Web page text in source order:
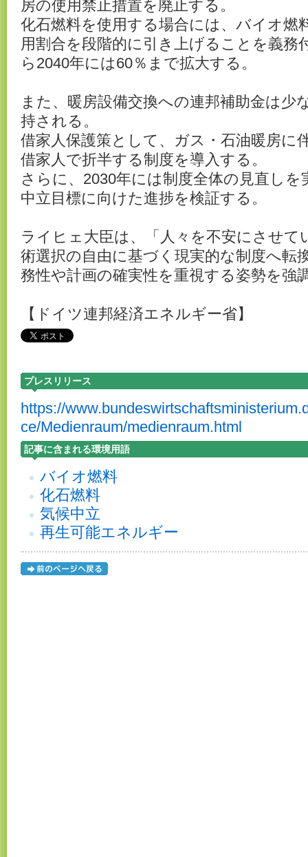
房の使用禁止措置を廃止する。
化石燃料を使用する場合には、バイオ燃
用割合を段階的に引き上げることを義務
ら2040年には60％まで拡大する。
また、暖房設備交換への連邦補助金は少
持される。
借家人保護策として、ガス・石油暖房に
借家人で折半する制度を導入する。
さらに、2030年には制度全体の見直しを
中立目標に向けた進捗を検証する。
ライヒェ大臣は、「人々を不安にさせて
術選択の自由に基づく現実的な制度へ転
務性や計画の確実性を重視する姿勢を強
【ドイツ連邦経済エネルギー省】
プレスリリース
https://
ce/Medienraum/medienraum.html
記事に含まれる環境用語
バイオ燃料
化石燃料
気候中立
再生可能エネルギー